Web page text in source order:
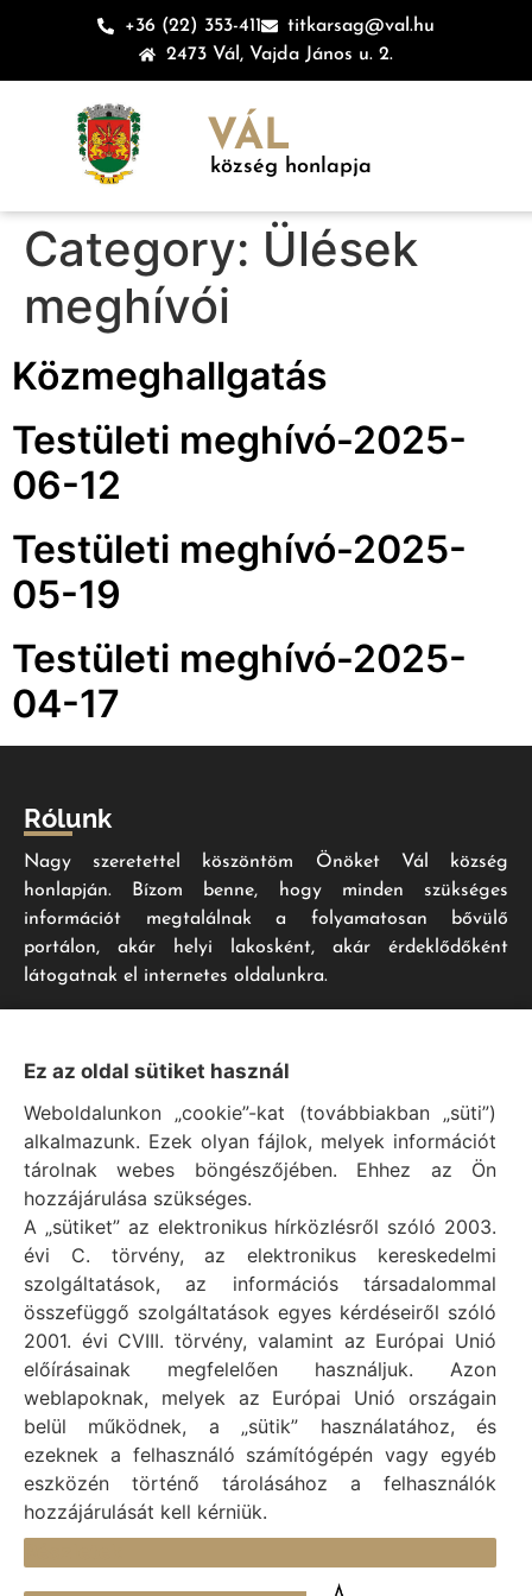
+36 (22) 353-411
titkarsag@val.hu
2473 Vál, Vajda János u. 2.
VÁL
község honlapja
Category: Ülések
meghívói
Közmeghallgatás
Testületi meghívó-2025-
06-12
Testületi meghívó-2025-
05-19
Testületi meghívó-2025-
04-17
Rólunk
Nagy szeretettel köszöntöm Önöket Vál község
honlapján. Bízom benne, hogy minden szükséges
információt megtalálnak a folyamatosan bővülő
portálon, akár helyi lakosként, akár érdeklődőként
látogatnak el internetes oldalunkra.
Impresszum
Vál Község Önkormányzat hivatalos honlapja
Vál Község Önkormányzat © 1996 - 2020
Adószám: 15727079-2-07
Adatvédelmi tájékoztató
Felelős: Bechtold Tamás polgármester
Cím: H-2473 Vál, Vajda János utca 2.
Telefon: +36 (22) 353-411
E-mail: polgarmester@val.hu
Elérhetőségek
+36 (22) 353-411
titkarsag@val.hu
Ez az oldal sütiket használ
Weboldalunkon „cookie”-kat (továbbiakban „süti”)
alkalmazunk. Ezek olyan fájlok, melyek információt
tárolnak webes böngészőjében. Ehhez az Ön
hozzájárulása szükséges.
A „sütiket” az elektronikus hírközlésről szóló 2003.
évi C. törvény, az elektronikus kereskedelmi
szolgáltatások, az információs társadalommal
összefüggő szolgáltatások egyes kérdéseiről szóló
2001. évi CVIII. törvény, valamint az Európai Unió
előírásainak megfelelően használjuk. Azon
weblapoknak, melyek az Európai Unió országain
belül működnek, a „sütik” használatához, és
ezeknek a felhasználó számítógépén vagy egyéb
eszközén történő tárolásához a felhasználók
hozzájárulását kell kérniük.